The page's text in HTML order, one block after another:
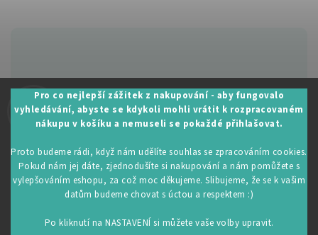
Pro co nejlepší zážitek z nakupování - aby fungovalo
vyhledávání, abyste se kdykoli mohli vrátit k rozpracovaném
nákupu v košíku a nemuseli se pokaždé přihlašovat.
Proto budeme rádi, když nám udělíte souhlas se zpracováním cookies.
Pokud nám jej dáte, zjednodušíte si nakupování a nám pomůžete s
vylepšováním eshopu, za což moc děkujeme. Slibujeme, že se k vašim
datům budeme chovat s úctou a respektem :)
Po kliknutí na NASTAVENÍ si můžete vaše volby upravit.
Zákaznická podpora:
+420 605 530 014
Upravit nastavení cookies